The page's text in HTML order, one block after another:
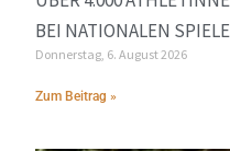
BEI NATIONALEN
Donnerstag, 6. August 2026
Zum Beitrag »